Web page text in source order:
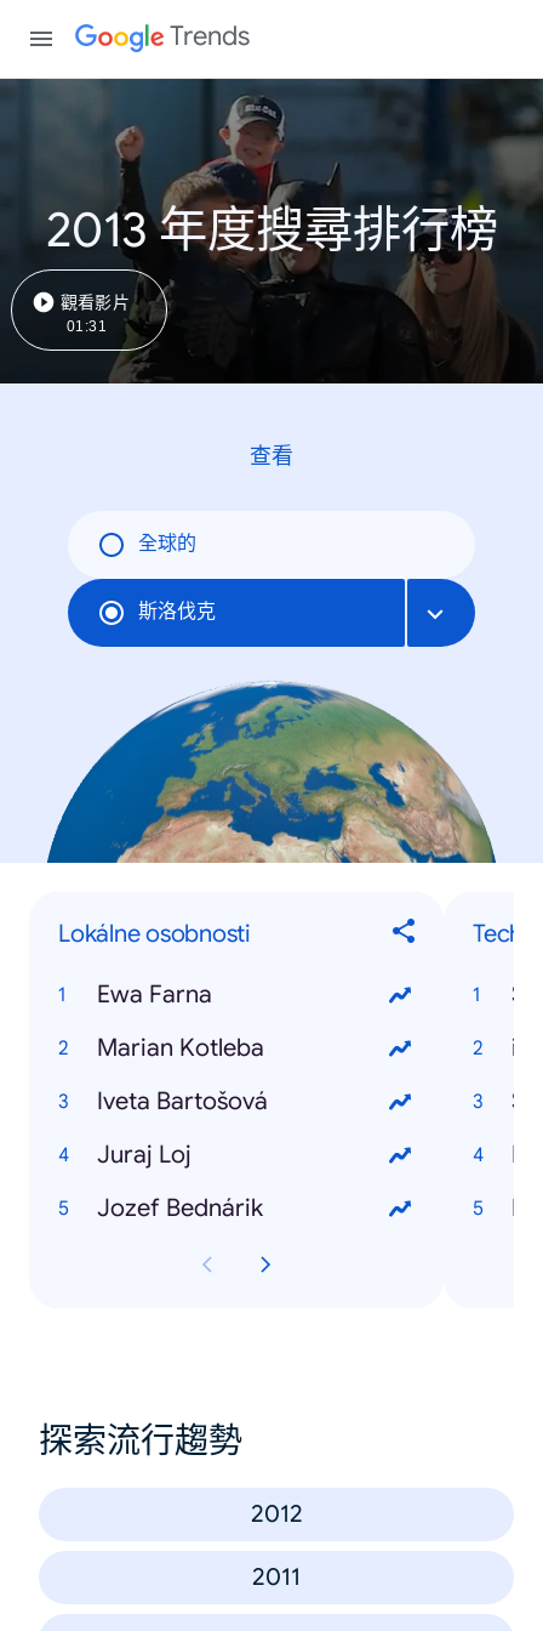
Trends
2013 年度搜尋排行榜
觀看影片
01:31
查看
全球的
斯洛伐克
Lokálne osobnosti
Ewa Farna
Marian Kotleba
Iveta Bartošová
Juraj Loj
Jozef Bednárik
探索流行趨勢
2012
2011